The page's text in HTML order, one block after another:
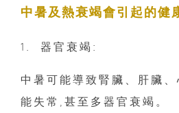
中暑及熱衰竭會引起的健
1.⁠ ⁠器官衰竭:
中暑可能導致腎臟、肝臟
能失常,甚至多器官衰竭。